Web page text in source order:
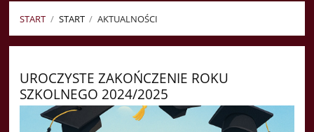
START / START / AKTUALNOŚCI
UROCZYSTE ZAKOŃCZENIE ROKU
SZKOLNEGO 2024/2025